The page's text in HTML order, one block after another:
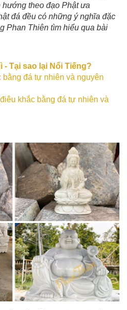
theo đạo Phật ưa
đá đều có những ý nghĩa đặc
Phan Thiên tìm hiểu qua bài
Tại sao lại Nổi Tiếng?
đá tự nhiên và nguyên
khắc bằng đá tự nhiên và